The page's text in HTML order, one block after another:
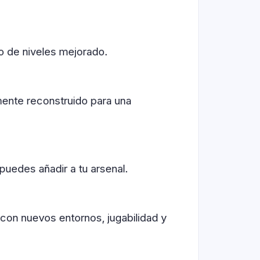
de niveles mejorado.
reconstruido para una
añadir a tu arsenal.
nuevos entornos, jugabilidad y